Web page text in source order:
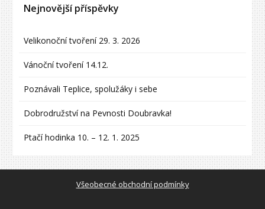
Nejnovější příspěvky
Velikonoční tvoření 29. 3. 2026
Vánoční tvoření 14.12.
Poznávali Teplice, spolužáky i sebe
Dobrodružství na Pevnosti Doubravka!
Ptačí hodinka 10. – 12. 1. 2025
Všeobecné obchodní podmínky